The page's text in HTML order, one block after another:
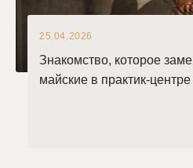
25.04.2026
Знакомство, которое
майские в практик-